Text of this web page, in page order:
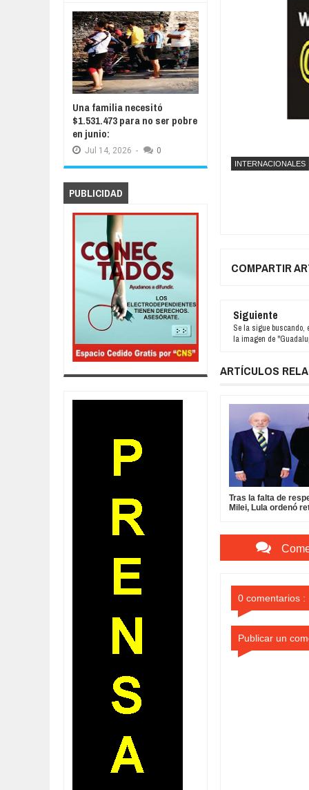
INTERNACIONALES
COMPARTIR
Siguiente
Se la sigue buscando,
la imagen de
ARTÍCULOS
Tras la falta de
Milei, Lula ordenó
0 comentarios :
Publicar un
Una familia necesitó
$1.531.473 para no ser pobre
en junio:
Jul 14, 2026 - 0
PUBLICIDAD